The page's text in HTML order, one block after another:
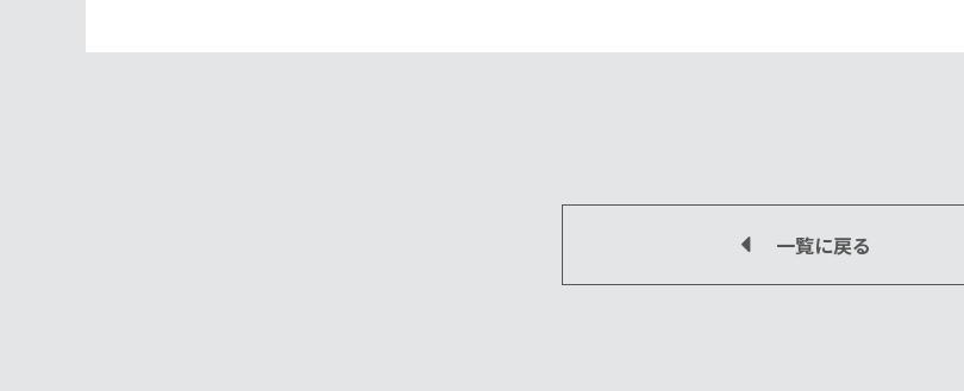
一覧に戻る